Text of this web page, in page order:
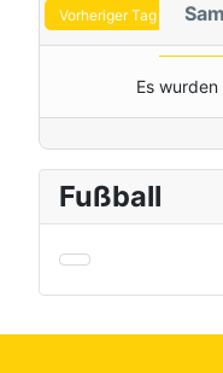
Vorheriger Tag
Es
Fußball